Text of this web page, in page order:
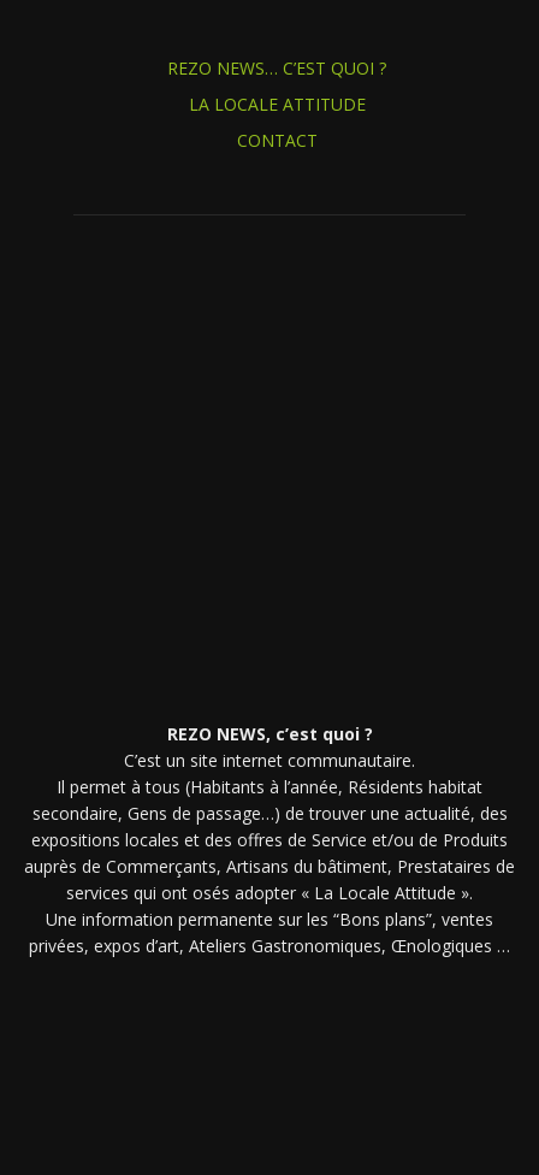
REZO NEWS… C’EST QUOI ?
LA LOCALE ATTITUDE
CONTACT
REZO NEWS, c’est quoi ?
C’est un site internet communautaire.
Il permet à tous (Habitants à l’année, Résidents habitat
secondaire, Gens de passage…) de trouver une actualité, des
expositions locales et des offres de Service et/ou de Produits
auprès de Commerçants, Artisans du bâtiment, Prestataires de
services qui ont osés adopter « La Locale Attitude ».
Une information permanente sur les “Bons plans”, ventes
privées, expos d’art, Ateliers Gastronomiques, Œnologiques …